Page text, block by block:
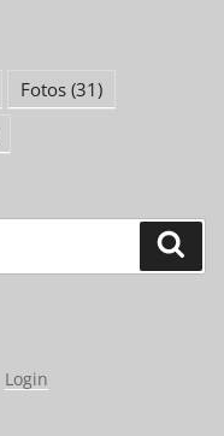
Fotos (31)
Login